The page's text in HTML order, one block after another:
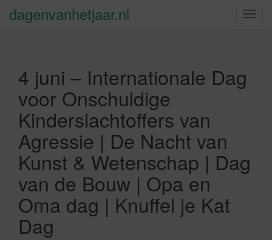
S
g
dagenvanhetjaar.nl
4 juni – Internationale Dag
voor Onschuldige
Kinderslachtoffers van
Agressie | De Nacht van
Kunst & Wetenschap | Dag
van de Bouw | Opa en
Oma dag | Knuffel je Kat
Dag